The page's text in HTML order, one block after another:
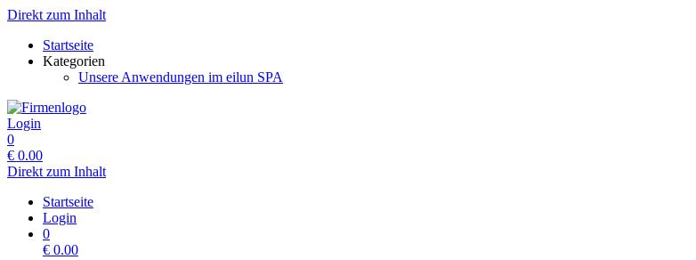
Direkt zum Inhalt
Startseite
Kategorien
Unsere Anwendungen im eilun SPA
Login
0
€ 0.00
Direkt zum Inhalt
Startseite
Login
0
€ 0.00